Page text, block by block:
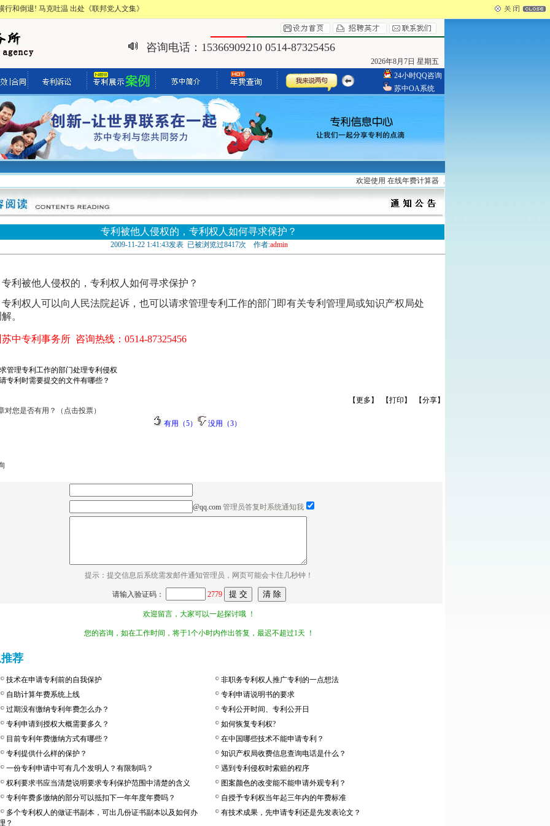
和倒退! 马克吐温 出处《联邦党人文集》
咨询电话：15366909210 0514-87325456
2026年8月7日 星期五
24小时QQ咨询
苏中OA系统
欢迎使用 在线年费计算器 ，请登录
专利被他人侵权的，专利权人如何寻求保护？
2009-11-22 1:41:43发表 已被浏览过8417次 作者:admin
专利被他人侵权的，专利权人如何寻求保护？
利权人可以向人民法院起诉，也可以请求管理专利工作的部门即有关专利管理局或知识产权局处
。
中专利事务所 咨询热线：0514-87325456
管理专利工作的部门处理专利侵权
专利时需要提交的文件有哪些？
【更多】 【打印】
【分享】
对您是否有用？（点击投票）
有用（5）
没用（3）
@qq.com 管理员答复时系统通知我
提示：提交信息后系统需发邮件通知管理员，网页可能会卡住几秒钟！
请输入验证码： 2779
欢迎留言，大家可以一起探讨哦 ！
您的咨询，如在工作时间，将于1个小时内作出答复，最迟不超过1天 ！
荐
技术在申请专利前的自我保护
非职务专利权人推广专利的一点想法
自助计算年费系统上线
专利申请说明书的要求
过期没有缴纳专利年费怎么办？
专利公开时间、专利公开日
专利申请到授权大概需要多久？
如何恢复专利权?
目前专利年费缴纳方式有哪些？
在中国哪些技术不能申请专利？
专利提供什么样的保护？
知识产权局收费信息查询电话是什么？
一份专利申请中可有几个发明人？有限制吗？
遇到专利侵权时索赔的程序
权利要求书应当清楚说明要求专利保护范围中清楚的含义
图案颜色的改变能不能申请外观专利？
专利年费多缴纳的部分可以抵扣下一年年度年费吗？
自授予专利权当年起三年内的年费标准
多个专利权人的做证书副本，可出几份证书副本以及如何办
？
有技术成果，先申请专利还是先发表论文？